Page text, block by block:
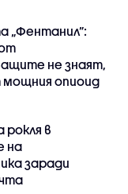
„Фентанил”:
не знаят,
мощния опиоид
рокля в
на
заради